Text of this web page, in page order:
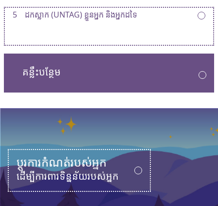
5 ដកស្លាក (UNTAG) ខ្លួនអ្នក និងអ្នកដទៃ
គន្លឹះបន្ថែម
ប្តូរការកំណត់របស់អ្នក
ដើម្បីការពារទិន្នន័យរបស់អ្នក